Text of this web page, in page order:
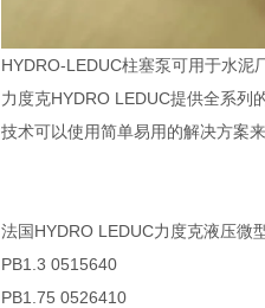
HYDRO-LEDUC柱塞泵可用于水泥
力度克HYDRO LEDUC提供全系列
技术可以使用简单易用的解决方案
法国HYDRO LEDUC力度克液压微
PB1.3 0515640
PB1.75 0526410